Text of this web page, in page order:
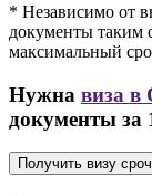
* Независимо от
документы таким
максимальный
Нужна виза в
документы за
Получить визу